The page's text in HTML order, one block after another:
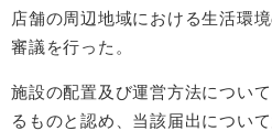
店舗の周辺地域における生活環
審議を行った。
施設の配置及び運営方法につい
るものと認め、当該届出につい